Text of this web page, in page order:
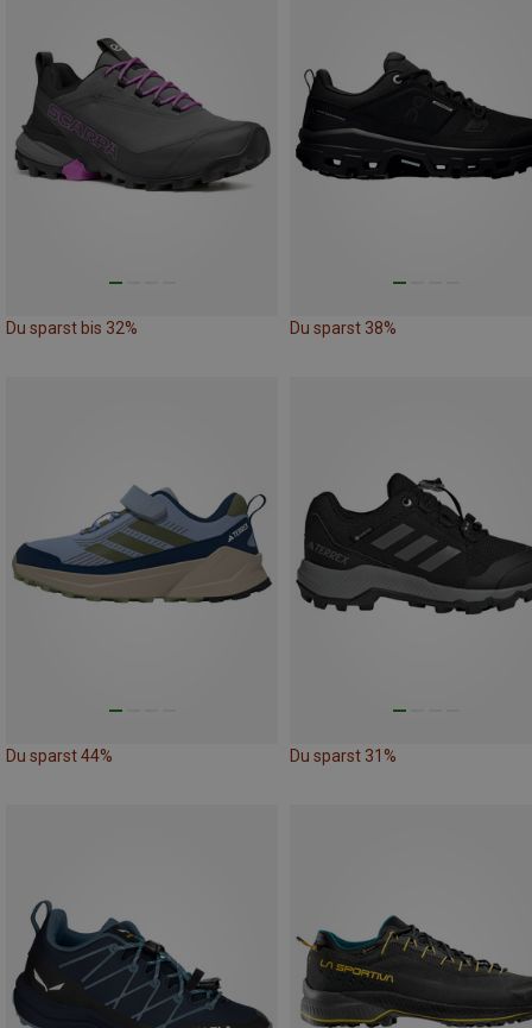
Du sparst bis 32% Du sparst 38%
Du sparst 44% Du sparst 31%